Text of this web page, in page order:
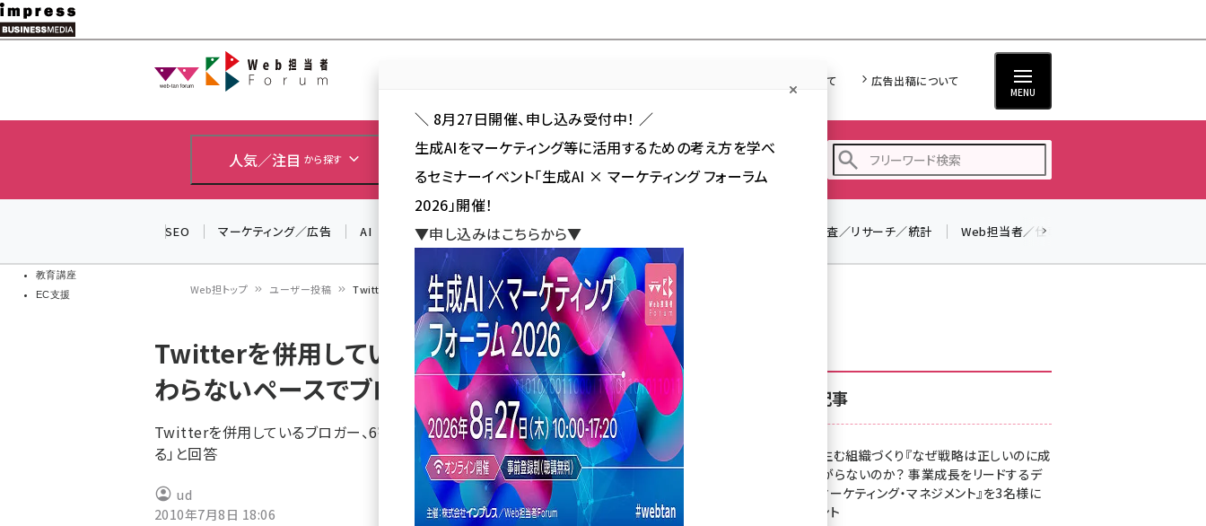
メ
イ
教育講座
EC支援
Web担当者Forum
Web担について 広告出稿について
MENU
人気／注目 から探す カテゴリ／種別 から探す セミナー／イベント から探す
z世代 (1623)
meo (1277)
llmo (1166)
SEO マーケティング／広告 AI SNS アクセス解析／データ分析 調査／リサーチ／統計 Web担当者／仕事
ン
く
ず
Web担トップ ユーザー投稿 Twitterを併用しているブロガー、6割強が「以前と変わらないペースでブログを更新している」と回答
Twitterを併用しているブロガー、6割強が「以前と変
わらないペースでブログを更新している」と回答
Twitterを併用しているブロガー、6割強が「以前と変わらないペースでブログを更新してい
る」と回答
ud
2010年7月8日 18:06
新着記事
成果を生む組織づくり『なぜ戦略は正しいのに成
果があがらないのか？ 事業成長をリードするデ
ジタルマーケティング・マネジメント』を3名様に
プレゼント
＼ 8月27日開催、申し込み受付中！ ／
生成AIをマーケティング等に活用するための考え方を学べ
るセミナーイベント「生成AI × マーケティング フォーラム
2026」開催！
▼申し込みはこちらから▼